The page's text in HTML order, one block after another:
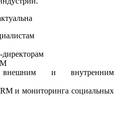
и внутренним
и мониторинга социальных